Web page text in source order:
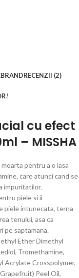
BRANDRECENZII (2)
cu efect
– MISSHA
pentru a o lasa
care atunci cand se
impuritatilor.
piele si ii
piele intunecata, terna
tenului, asa ca
pe saptamana.
Ether Dimethyl
Tromethamine,
Acrylate Crosspolymer,
Peel Oil,